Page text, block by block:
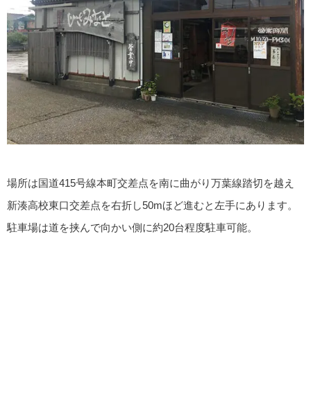
場所は国道415号線本町交差点を南に曲がり万葉線踏切を越え
新湊高校東口交差点を右折し50mほど進むと左手にあります。
駐車場は道を挟んで向かい側に約20台程度駐車可能。